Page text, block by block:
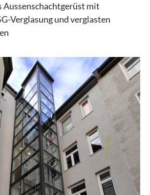
Aussenschachtgerüst mit
Verglasung und verglasten